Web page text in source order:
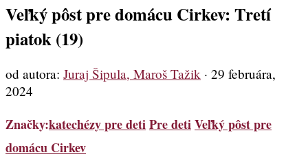
Veľký pôst pre domácu Cirkev: Tretí
piatok (19)
od autora: Juraj Šipula, Maroš Tažik · 29 februára,
2024
Značky:katechézy pre detiPre detiVeľký pôst pre
domácu Cirkev